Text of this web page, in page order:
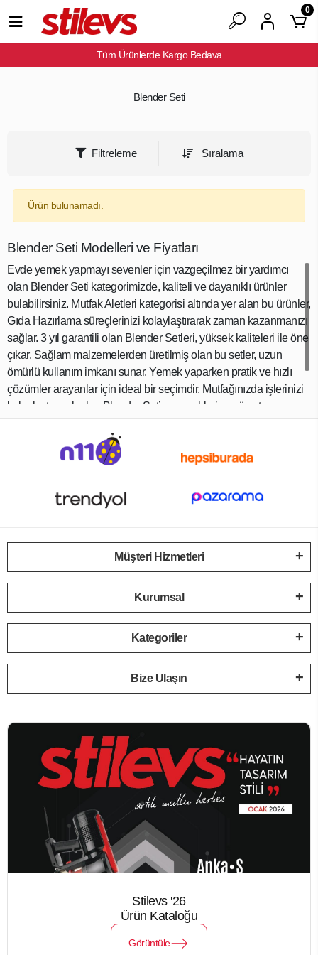
Tüm Ürünlerde Kargo Bedava
0
Blender Seti
Filtreleme Sıralama
Ürün bulunamadı.
Blender Seti Modelleri ve Fiyatları
Evde yemek yapmayı sevenler için vazgeçilmez bir yardımcı
olan Blender Seti kategorimizde, kaliteli ve dayanıklı ürünler
bulabilirsiniz. Mutfak Aletleri kategorisi altında yer alan bu ürünler,
Gıda Hazırlama süreçlerinizi kolaylaştırarak zaman kazanmanızı
sağlar. 3 yıl garantili olan Blender Setleri, yüksek kaliteleri ile öne
çıkar. Sağlam malzemelerden üretilmiş olan bu setler, uzun
ömürlü kullanım imkanı sunar. Yemek yaparken pratik ve hızlı
çözümler arayanlar için ideal bir seçimdir. Mutfağınızda işlerinizi
kolaylaştıracak olan Blender Seti seçeneklerine göz atmayı
Müşteri Hizmetleri
Kurumsal
Kategoriler
Bize Ulaşın
Stilevs '26
Ürün Kataloğu
Görüntüle